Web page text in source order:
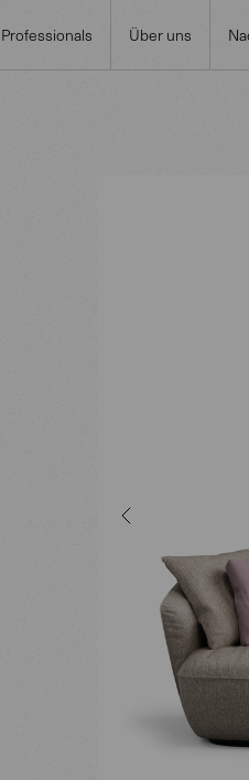
Professionals Über uns